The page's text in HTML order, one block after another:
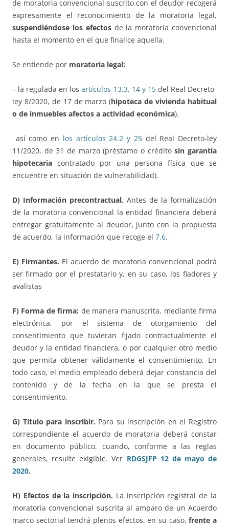
de moratoria convencional suscrito con el deudor recogerá
expresamente el reconocimiento de la moratoria legal,
suspendiéndose los efectosde la moratoria convencional
hasta el momento en el que finalice aquella.
Se entiende por moratoria legal:
– la regulada en losartículos 13.3, 14 y 15del Real Decreto-
ley 8/2020, de 17 de marzo (hipoteca de vivienda habitual
o de inmuebles afectos a actividad económica).
así como en los artículos 24.2 y 25del Real Decreto-ley
11/2020, de 31 de marzo (préstamo o créditosin garantía
hipotecaria contratado por una persona física que se
encuentre en situación de vulnerabilidad).
D) Información precontractual. Antes de la formalización
de la moratoria convencional la entidad financiera deberá
entregar gratuitamente al deudor, junto con la propuesta
de acuerdo, la información que recoge el 7.6.
E) Firmantes. El acuerdo de moratoria convencional podrá
ser firmado por el prestatario y, en su caso, los fiadores y
avalistas
F) Forma de firma: de manera manuscrita, mediante firma
electrónica, por el sistema de otorgamiento del
consentimiento que tuvieran fijado contractualmente el
deudor y la entidad financiera, o por cualquier otro medio
que permita obtener válidamente el consentimiento. En
todo caso, el medio empleado deberá dejar constancia del
contenido y de la fecha en la que se presta el
consentimiento.
G) Título para inscribir. Para su inscripción en el Registro
correspondiente el acuerdo de moratoria deberá constar
en documento público, cuando, conforme a las reglas
generales, resulte exigible. Ver RDGSJFP 12 de mayo de
2020.
H) Efectos de la inscripción. La inscripción registral de la
moratoria convencional suscrita al amparo de un Acuerdo
marco sectorial tendrá plenos efectos, en su caso,frente a